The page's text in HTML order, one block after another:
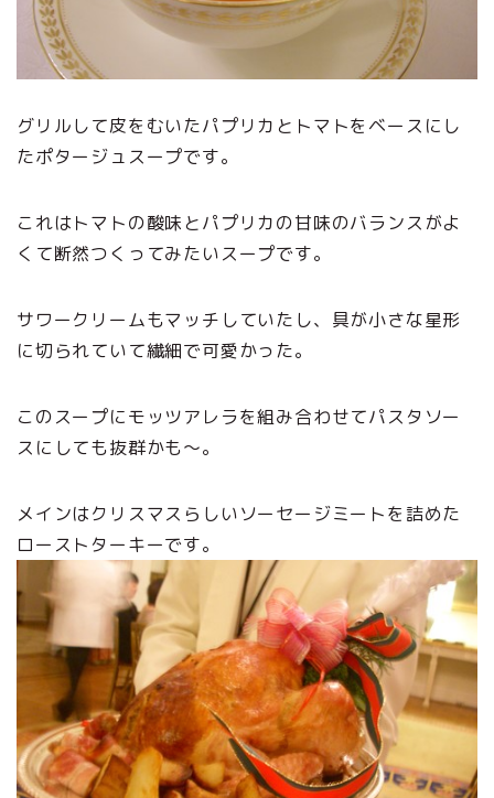
グリルして皮をむいたパプリカとトマトをベースにし
たポタージュスープです。
これはトマトの酸味とパプリカの甘味のバランスがよ
くて断然つくってみたいスープです。
サワークリームもマッチしていたし、具が小さな星形
に切られていて繊細で可愛かった。
このスープにモッツアレラを組み合わせてパスタソー
スにしても抜群かも～。
メインはクリスマスらしいソーセージミートを詰めた
ローストターキーです。